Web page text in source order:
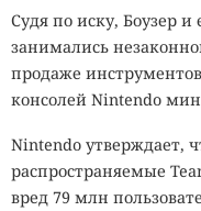
Судя по иску, Боузер
занимались
продаже
консолей Nintendo
Nintendo утверждает,
распространяемые
вред 79 млн